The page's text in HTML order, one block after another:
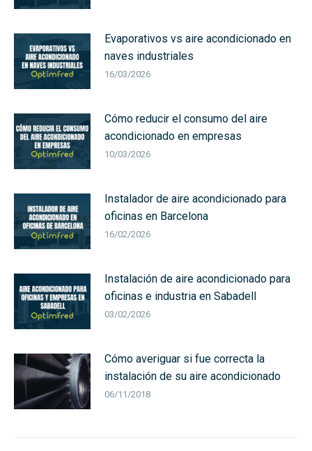
Evaporativos vs aire acondicionado en
naves industriales
16/03/2026
Cómo reducir el consumo del aire
acondicionado en empresas
10/03/2026
Instalador de aire acondicionado para
oficinas en Barcelona
16/02/2026
Instalación de aire acondicionado para
oficinas e industria en Sabadell
03/02/2026
Cómo averiguar si fue correcta la
instalación de su aire acondicionado
06/11/2018